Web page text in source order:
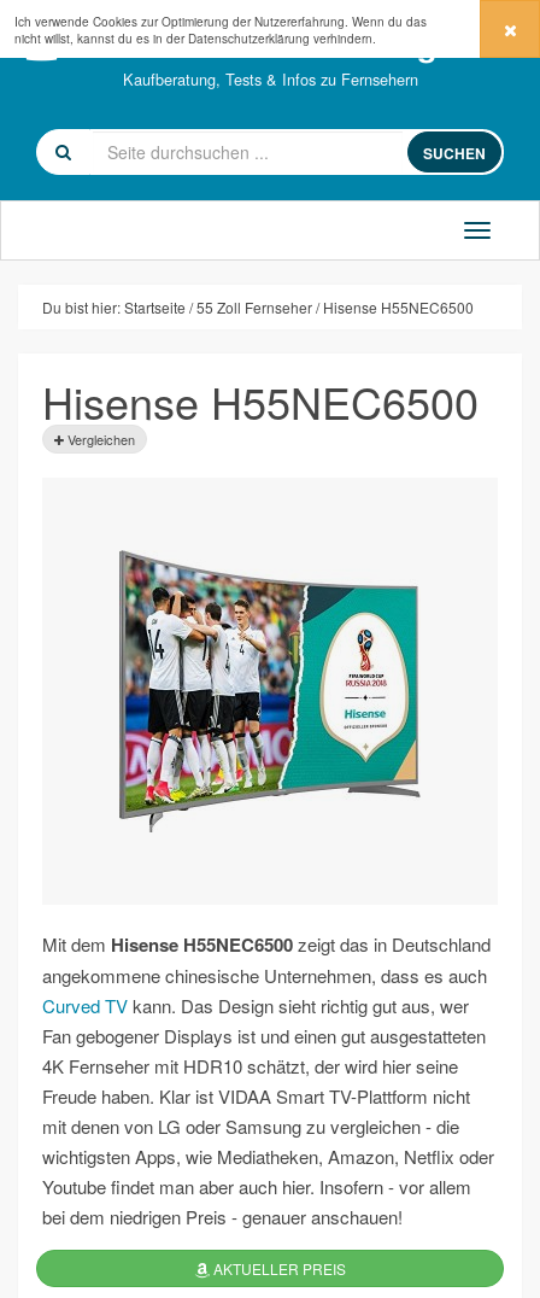
fernseher-kaufberatung.com
Kaufberatung, Tests & Infos zu Fernsehern
SUCHEN
Du bist hier:Startseite 55 Zoll Fernseher Hisense H55NEC6500
Hisense H55NEC6500
Vergleichen
Mit dem Hisense H55NEC6500zeigt das in Deutschland
angekommene chinesische Unternehmen, dass es auch
Curved TVkann. Das Design sieht richtig gut aus, wer
Fan gebogener Displays ist und einen gut ausgestatteten
4K Fernseher mit HDR10 schätzt, der wird hier seine
Freude haben. Klar ist VIDAA Smart TV-Plattform nicht
mit denen von LG oder Samsung zu vergleichen - die
wichtigsten Apps, wie Mediatheken, Amazon, Netflix oder
Youtube findet man aber auch hier. Insofern - vor allem
bei dem niedrigen Preis - genauer anschauen!
AKTUELLER PREIS
Ich verwende Cookies zur Optimierung der Nutzererfahrung. Wenn du das
nicht willst, kannst du es in der Datenschutzerklärung verhindern.